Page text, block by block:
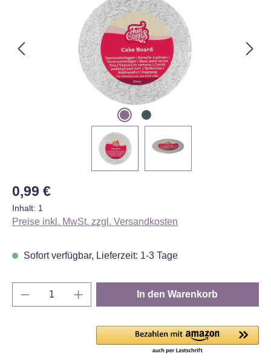
Regulärer Preis:
0,99 €
Inhalt: 1
Preise inkl. MwSt. zzgl. Versandkosten
Sofort verfügbar, Lieferzeit: 1-3 Tage
Produkt Anzahl: Gib den gewünschten
In den Warenkorb